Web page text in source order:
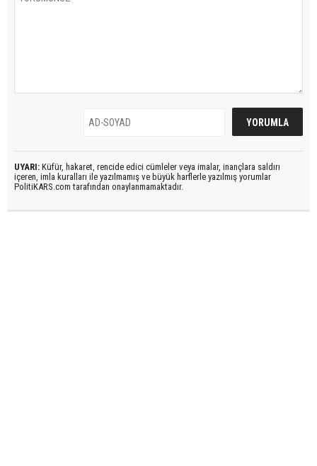
UYARI: Küfür, hakaret, rencide edici cümleler veya imalar, inançlara saldırı
içeren, imla kuralları ile yazılmamış ve büyük harflerle yazılmış yorumlar
PolitiKARS.com tarafından onaylanmamaktadır.